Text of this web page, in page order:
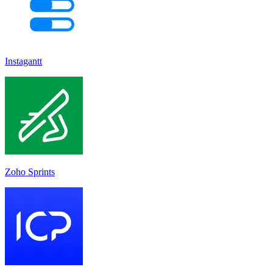
Instagantt
Zoho Sprints